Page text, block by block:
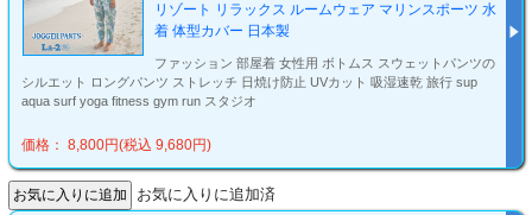
リゾート リラックス ルームウェア マリンスポーツ 水
着 体型カバー 日本製
ファッション 部屋着 女性用 ボトムス スウェットパンツの
シルエット ロングパンツ ストレッチ 日焼け防止 UVカット 吸湿速乾 旅行 sup
aqua surf yoga fitness gym run スタジオ
価格： 8,800円(税込 9,680円)
お気に入りに追加済